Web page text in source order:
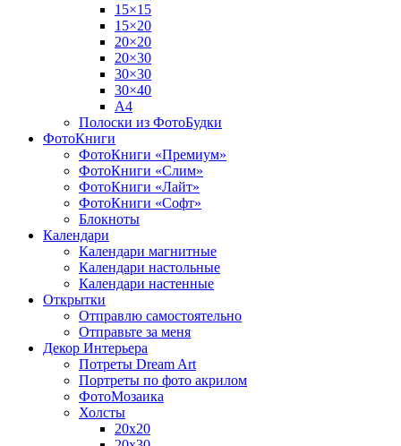
15×15
15×20
20×20
20×30
30×30
30×40
A4
Полоски из ФотоБудки
ФотоКниги
ФотоКниги «Премиум»
ФотоКниги «Слим»
ФотоКниги «Лайт»
ФотоКниги «Софт»
Блокноты
Календари
Календари магнитные
Календари настольные
Календари настенные
Открытки
Отправлю самостоятельно
Отправьте за меня
Декор Интерьера
Потреты Dream Art
Портреты по фото акрилом
ФотоМозаика
Холсты
20х20